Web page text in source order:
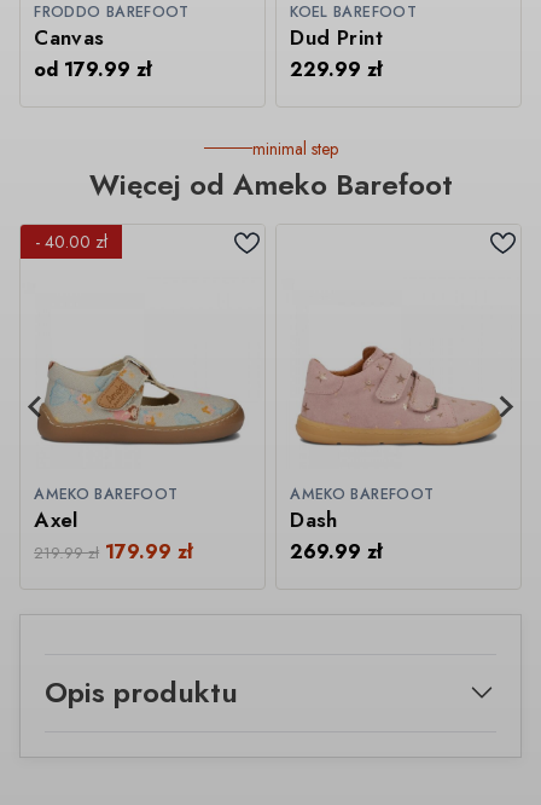
FRODDO BAREFOOT
Canvas
od 179.99zł
KOEL BAREFOOT
Dud Print
229.99zł
minimal step
Więcej od Ameko Barefoot
- 40.00 zł
AMEKO BAREFOOT
Axel
219.99zł 179.99zł
AMEKO BAREFOOT
Dash
269.99zł
Opis produktu